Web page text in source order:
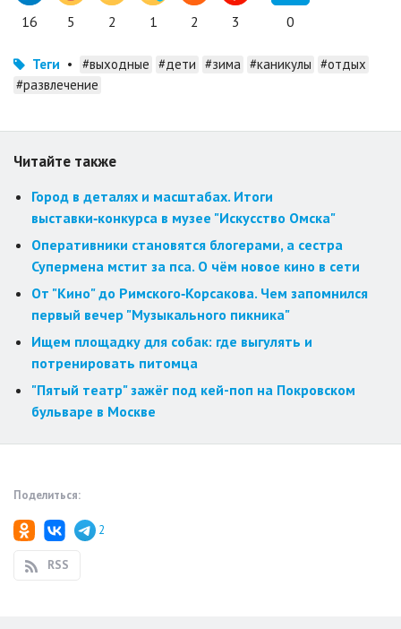
16 5 2 1 2 3 0
Теги • #выходные #дети #зима #каникулы #отдых
#развлечение
Читайте также
Город в деталях и масштабах. Итоги
выставки‑конкурса в музее "Искусство Омска"
Оперативники становятся блогерами, а сестра
Супермена мстит за пса. О чём новое кино в сети
От "Кино" до Римского‑Корсакова. Чем запомнился
первый вечер "Музыкального пикника"
Ищем площадку для собак: где выгулять и
потренировать питомца
"Пятый театр" зажёг под кей-поп на Покровском
бульваре в Москве
Поделиться:
2
RSS